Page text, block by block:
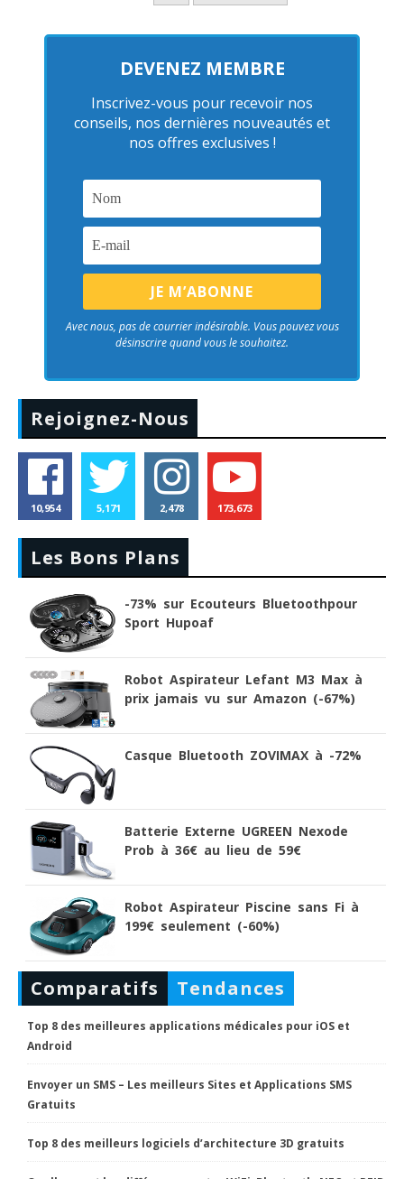
DEVENEZ MEMBRE
Inscrivez-vous pour recevoir nos
conseils, nos dernières nouveautés et
nos offres exclusives !
Avec nous, pas de courrier indésirable. Vous pouvez vous
désinscrire quand vous le souhaitez.
Rejoignez-Nous
10,954 5,171 2,478 173,673
Les Bons Plans
-73% sur Ecouteurs Bluetoothpour
Sport Hupoaf
Robot Aspirateur Lefant M3 Max à
prix jamais vu sur Amazon (-67%)
Casque Bluetooth ZOVIMAX à -72%
Batterie Externe UGREEN Nexode
Prob à 36€ au lieu de 59€
Robot Aspirateur Piscine sans Fi à
199€ seulement (-60%)
Comparatifs Tendances
Top 8 des meilleures applications médicales pour iOS et
Android
Envoyer un SMS – Les meilleurs Sites et Applications SMS
Gratuits
Top 8 des meilleurs logiciels d’architecture 3D gratuits